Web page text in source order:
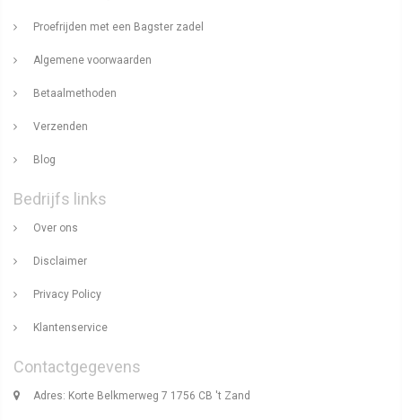
Proefrijden met een Bagster zadel
Algemene voorwaarden
Betaalmethoden
Verzenden
Blog
Bedrijfs links
Over ons
Disclaimer
Privacy Policy
Klantenservice
Contactgegevens
Adres: Korte Belkmerweg 7 1756 CB 't Zand